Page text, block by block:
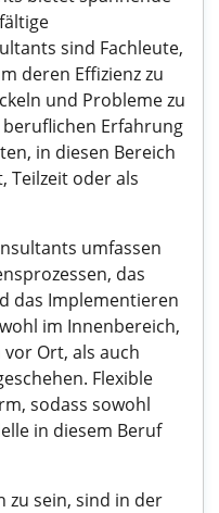
sind Fachleute,
deren Effizienz zu
und Probleme zu
Erfahrung
in diesen Bereich
Teilzeit oder als
umfassen
das
das Implementieren
im Innenbereich,
Ort, als auch
Flexible
sodass sowohl
in diesem Beruf
zu sein, sind in der